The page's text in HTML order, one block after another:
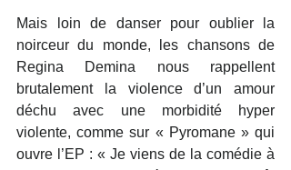
Mais loin de danser pour oublier la
noirceur du monde, les chansons de
Regina Demina nous rappellent
brutalement la violence d’un amour
déchu avec une morbidité hyper
violente, comme sur « Pyromane » qui
ouvre l’EP : « Je viens de la comédie à